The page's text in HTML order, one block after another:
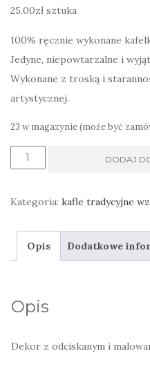
25.00zł sztuka
100% ręcznie wykonane
Jedyne, niepowtarzalne i
Wykonane z troską i
artystycznej.
23 w magazynie (może być
ilość
zielony
butelkowy
DODAJ
Kategoria: kafle tradycyjne
Opis Dodatkowe
Opis
Dekor z odciskanym i